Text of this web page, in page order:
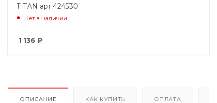
TITAN арт.424530
Нет в наличии
1 136 ₽
ОПИСАНИЕ КАК КУПИТЬ ОПЛАТА